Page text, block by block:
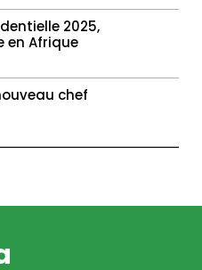
2025,
en Afrique
chef